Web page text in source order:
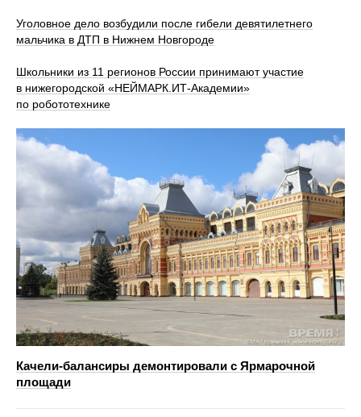
Уголовное дело возбудили после гибели девятилетнего
мальчика в ДТП в Нижнем Новгороде
Школьники из 11 регионов России принимают участие
в нижегородской «НЕЙМАРК.ИТ-Академии»
по робототехнике
Качели-балансиры демонтировали с Ярмарочной
площади